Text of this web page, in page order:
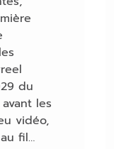
du
les
vidéo,
fil…